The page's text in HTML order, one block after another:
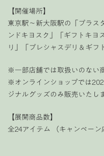
【開催場所】
東京駅～新大阪駅の「プラス
ンドキヨスク」「ギフトキヨ
リ」「プレシャスデリ＆ギフ
※一部店舗では取扱いのない
※オンラインショップでは
ジナルグッズのみ販売いたし
【展開商品数】
全24アイテム （キャンペーン